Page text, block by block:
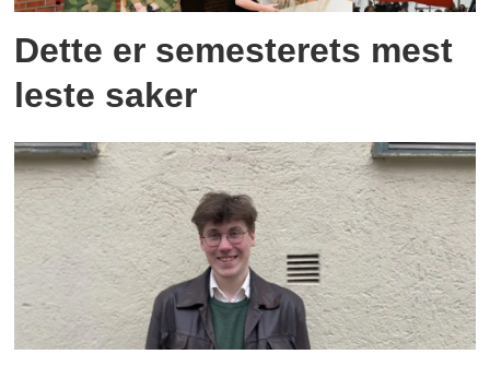
Dette er semesterets mest
leste saker